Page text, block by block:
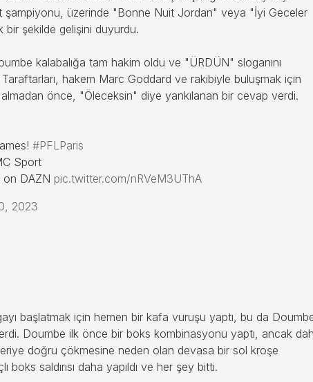
şampiyonu, üzerinde "Bonne Nuit Jordan" veya "İyi Geceler
bir şekilde gelişini duyurdu.
kalabalığa tam hakim oldu ve "ÜRDÜN" sloganını
hakem Marc Goddard ve rakibiyle buluşmak için
önce, "Öleceksin" diye yankılanan bir cevap verdi.
#PFLParis
Sport
on DAZN pic.twitter.com/nRVeM3UThA
2023
başlatmak için hemen bir kafa vuruşu yaptı, bu da
Doumbe ilk önce bir boks kombinasyonu yaptı, ancak
doğru çökmesine neden olan devasa bir sol kroşe
saldırısı daha yapıldı ve her şey bitti.